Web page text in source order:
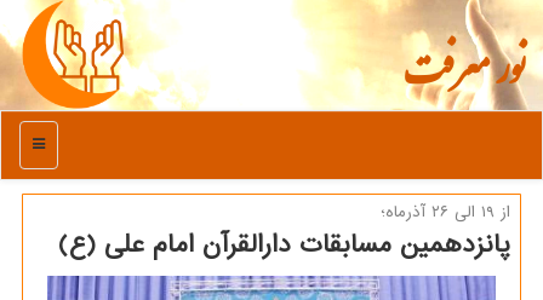
نور معرفت
منو
از ۱۹ الی ۲۶ آذرماه؛
پانزدهمین مسابقات دارالقرآن امام علی (ع)